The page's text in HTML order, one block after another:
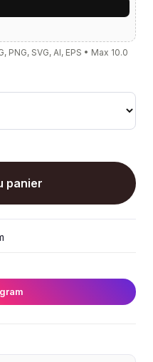
SVG, AI, EPS • Max 10.0
panier